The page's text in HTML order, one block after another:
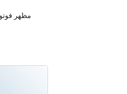
مظهر